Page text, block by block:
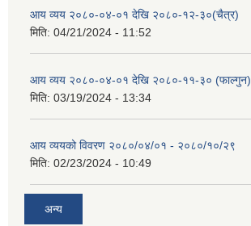
आय व्यय २०८०-०४-०१ देखि २०८०-१२-३०(चैत्र)
मिति: 04/21/2024 - 11:52
आय व्यय २०८०-०४-०१ देखि २०८०-११-३० (फाल्गुन)
मिति: 03/19/2024 - 13:34
आय व्ययको विवरण २०८०/०४/०१ - २०८०/१०/२९
मिति: 02/23/2024 - 10:49
अन्य